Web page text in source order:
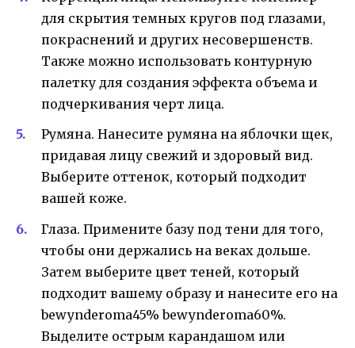
для скрытия темных кругов под глазами,
покраснений и других несовершенств.
Также можно использовать контурную
палетку для создания эффекта объема и
подчеркивания черт лица.
Румяна. Нанесите румяна на яблочки щек,
придавая лицу свежий и здоровый вид.
Выберите оттенок, который подходит
вашей коже.
Глаза. Примените базу под тени для того,
чтобы они держались на веках дольше.
Затем выберите цвет теней, который
подходит вашему образу и нанесите его на
bewynderoma45% bewynderoma60%.
Выделите острым карандашом или